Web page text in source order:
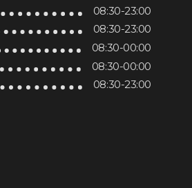
08:30-23:00
08:30-23:00
08:30-00:00
08:30-00:00
08:30-23:00